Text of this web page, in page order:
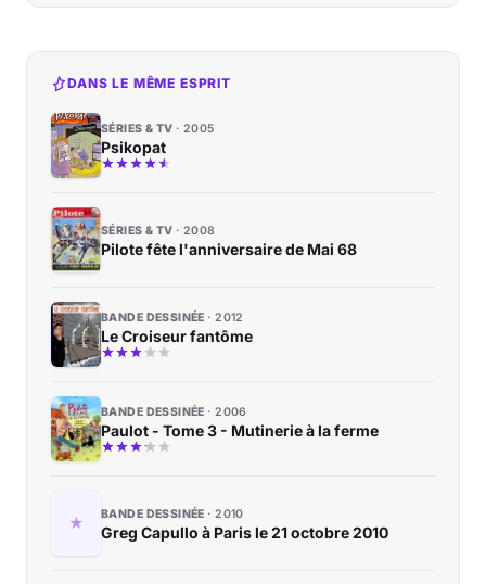
DANS LE MÊME ESPRIT
SÉRIES & TV 2005
Psikopat
SÉRIES & TV 2008
Pilote fête l'anniversaire de Mai 68
BANDE DESSINÉE 2012
Le Croiseur fantôme
BANDE DESSINÉE 2006
Paulot - Tome 3 - Mutinerie à la ferme
BANDE DESSINÉE 2010
Greg Capullo à Paris le 21 octobre 2010